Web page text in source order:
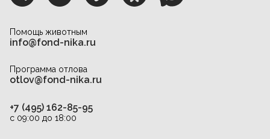
Помощь животным
info@fond-nika.ru
Программа отлова
otlov@fond-nika.ru
+7 (495) 162-85-95
с 09:00 до 18:00